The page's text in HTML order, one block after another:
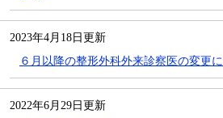
2023年4月18日更新
６月以降の整形外科外来診察医の変更
2022年6月29日更新